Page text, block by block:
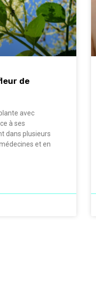
de
avec
à ses
dans plusieurs
et en